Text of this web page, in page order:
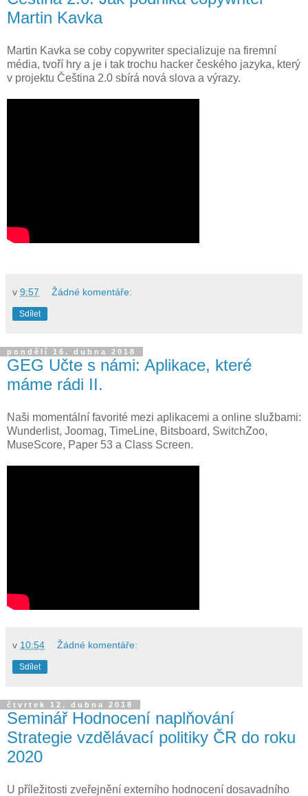
Martin Kavka
Martin Kavka se coby copywriter specializuje na firemní
média, tvoří hry a je i tak trochu hacker českého jazyka, který
v projektu Čeština 2.0 sbírá nová slova a výrazy.
v 9:57 Žádné komentáře:
Sdílet
pondělí 16. dubna 2018
GEG Učte s námi: Aplikace, které
máme rádi II.
Naši momentální favorité mezi aplikacemi a online službami:
Wunderlist, Joomag, TimeLine, Bitsboard, SwitchZoo,
MuseScore, Paper 53 a Class Screen.
v 10:54 Žádné komentáře:
Sdílet
čtvrtek 12. dubna 2018
Seminář Hodnocení naplňování
Strategie vzdělávací politiky ČR do roku
2020
U příležitosti zveřejnění externího hodnocení dosavadního